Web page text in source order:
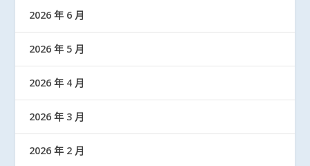
2026 年 6 月
2026 年 5 月
2026 年 4 月
2026 年 3 月
2026 年 2 月